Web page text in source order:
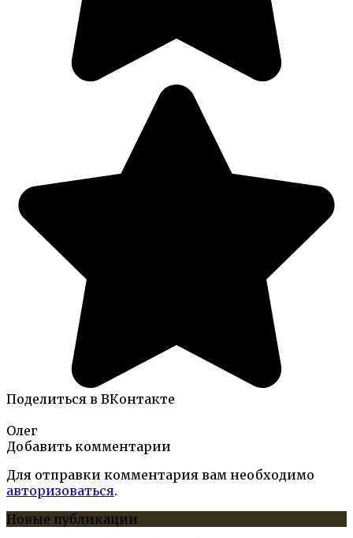
Поделиться в ВКонтакте
Олег
Добавить комментарии
Для отправки комментария вам необходимо
авторизоваться.
Новые публикации